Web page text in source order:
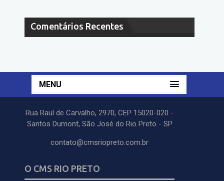
Comentários Recentes
MENU
Rua Raul de Carvalho, 2970, CEP 15020-020 -
Santos Dumont, São José do Rio Preto - SP
contato@cmsriopreto.com.br
O CMS RIO PRETO